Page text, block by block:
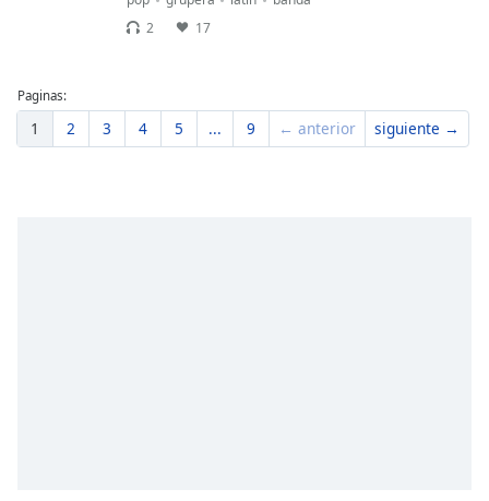
2
17
Paginas:
1 2 3 4 5 ... 9 ← anterior siguiente →